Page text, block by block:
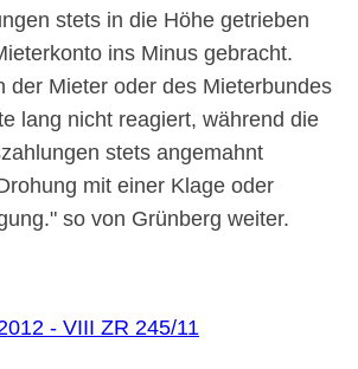
stets in die Höhe getrieben
ins Minus gebracht.
der Mieter oder des Mieterbundes
lang nicht reagiert, während die
stets angemahnt
mit einer Klage oder
so von Grünberg weiter.
- VIII ZR 245/11